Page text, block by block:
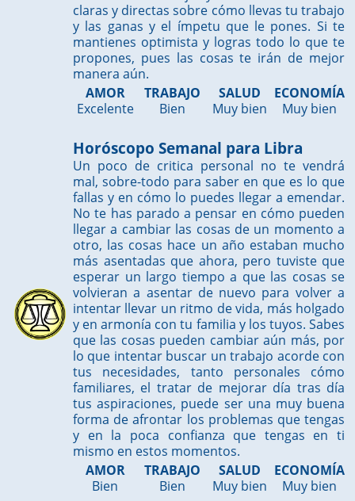
claras y directas sobre cómo llevas tu trabajo
y las ganas y el ímpetu que le pones. Si te
mantienes optimista y logras todo lo que te
propones, pues las cosas te irán de mejor
manera aún.
AMOR
Excelente
TRABAJO
Bien
SALUD
Muy bien
ECONOMÍA
Muy bien
Horóscopo Semanal para Libra
Un poco de critica personal no te vendrá
mal, sobre-todo para saber en que es lo que
fallas y en cómo lo puedes llegar a emendar.
No te has parado a pensar en cómo pueden
llegar a cambiar las cosas de un momento a
otro, las cosas hace un año estaban mucho
más asentadas que ahora, pero tuviste que
esperar un largo tiempo a que las cosas se
volvieran a asentar de nuevo para volver a
intentar llevar un ritmo de vida, más holgado
y en armonía con tu familia y los tuyos. Sabes
que las cosas pueden cambiar aún más, por
lo que intentar buscar un trabajo acorde con
tus necesidades, tanto personales cómo
familiares, el tratar de mejorar día tras día
tus aspiraciones, puede ser una muy buena
forma de afrontar los problemas que tengas
y en la poca confianza que tengas en ti
mismo en estos momentos.
AMOR
Bien
TRABAJO
Bien
SALUD
Muy bien
ECONOMÍA
Muy bien